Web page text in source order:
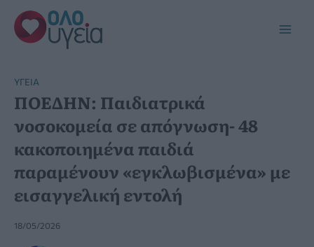
Μετάβαση
στο
περιεχόμενο
YΓΕΊΑ
ΠΟΕΔΗΝ: Παιδιατρικά
νοσοκομεία σε απόγνωση- 48
κακοποιημένα παιδιά
παραμένουν «εγκλωβισμένα» με
εισαγγελική εντολή
18/05/2026